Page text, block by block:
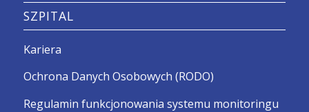
SZPITAL
Kariera
Ochrona Danych Osobowych (RODO)
Regulamin funkcjonowania systemu monitoringu